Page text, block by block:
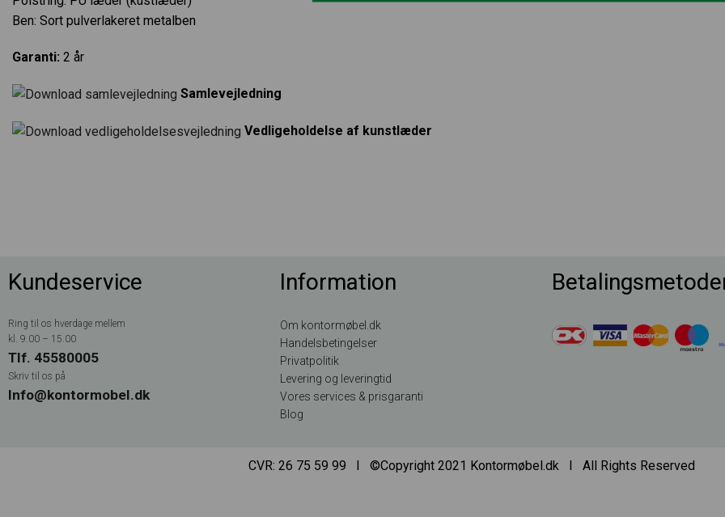
Ben: Sort pulverlakeret metalben
Garanti: 2 år
Samlevejledning
Vedligeholdelse af kunstlæder
Kundeservice
Ring til os hverdage mellem
kl. 9.00 – 15.00
Tlf. 45580005
Skriv til os på
Info@kontormobel.dk
Information
Om kontormøbel.dk
Handelsbetingelser
Privatpolitik
Levering og leveringtid
Vores services & prisgaranti
Blog
CVR: 26 75 59 99 Ι ©Copyright 2021 Kontormøbel.dk Ι All Rights Reserved